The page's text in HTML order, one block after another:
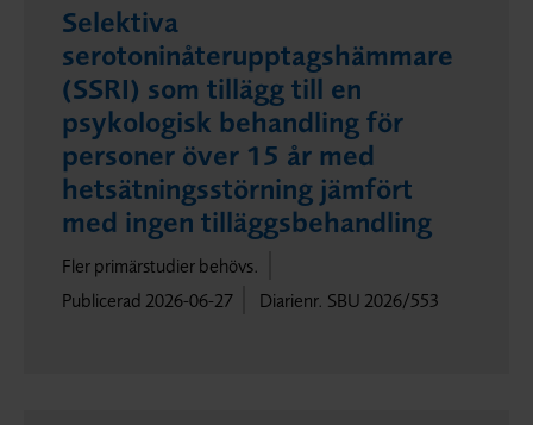
Selektiva
serotoninåterupptagshämmare
(SSRI) som tillägg till en
psykologisk behandling för
personer över 15 år med
hetsätningsstörning jämfört
med ingen tilläggsbehandling
Fler primärstudier behövs.
Publicerad 2026-06-27
Diarienr. SBU 2026/553